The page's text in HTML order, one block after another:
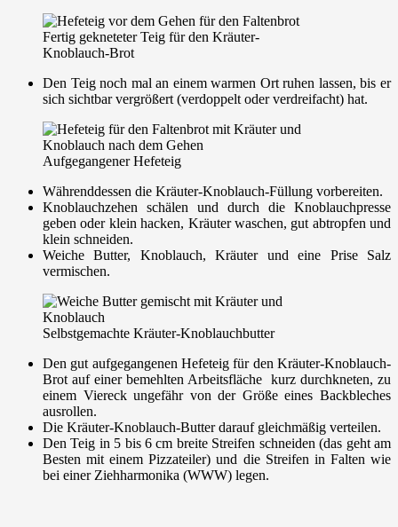
Fertig gekneteter Teig für den Kräuter-
Knoblauch-Brot
Den Teig noch mal an einem warmen Ort ruhen lassen, bis er
sich sichtbar vergrößert (verdoppelt oder verdreifacht) hat.
Aufgegangener Hefeteig
Währenddessen die Kräuter-Knoblauch-Füllung vorbereiten.
Knoblauchzehen schälen und durch die Knoblauchpresse
geben oder klein hacken, Kräuter waschen, gut abtropfen und
klein schneiden.
Weiche Butter, Knoblauch, Kräuter und eine Prise Salz
vermischen.
Selbstgemachte Kräuter-Knoblauchbutter
Den gut aufgegangenen Hefeteig für den Kräuter-Knoblauch-
Brot auf einer bemehlten Arbeitsfläche kurz durchkneten, zu
einem Viereck ungefähr von der Größe eines Backbleches
ausrollen.
Die Kräuter-Knoblauch-Butter darauf gleichmäßig verteilen.
Den Teig in 5 bis 6 cm breite Streifen schneiden (das geht am
Besten mit einem Pizzateiler) und die Streifen in Falten wie
bei einer Ziehharmonika (WWW) legen.